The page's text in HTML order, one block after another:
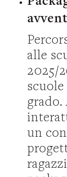
alle
2025/
un